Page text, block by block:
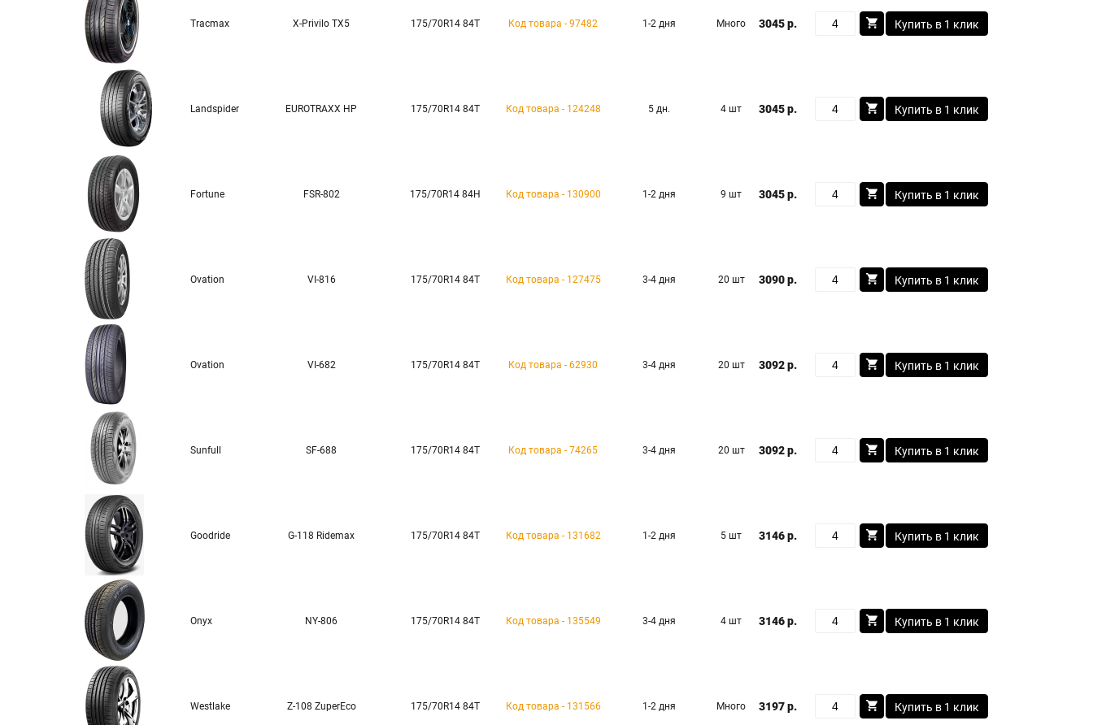
Tracmax X-Privilo TX5 175/70R14 84T Код товара - 97482 1-2 дня Много 3045 р. Купить в 1 клик
Landspider EUROTRAXX HP 175/70R14 84T Код товара - 124248 5 дн. 4 шт 3045 р. Купить в 1 клик
Fortune FSR-802 175/70R14 84H Код товара - 130900 1-2 дня 9 шт 3045 р. Купить в 1 клик
Ovation VI-816 175/70R14 84T Код товара - 127475 3-4 дня 20 шт 3090 р. Купить в 1 клик
Ovation VI-682 175/70R14 84T Код товара - 62930 3-4 дня 20 шт 3092 р. Купить в 1 клик
Sunfull SF-688 175/70R14 84T Код товара - 74265 3-4 дня 20 шт 3092 р. Купить в 1 клик
Goodride G-118 Ridemax 175/70R14 84T Код товара - 131682 1-2 дня 5 шт 3146 р. Купить в 1 клик
Onyx NY-806 175/70R14 84T Код товара - 135549 3-4 дня 4 шт 3146 р. Купить в 1 клик
Westlake Z-108 ZuperEco 175/70R14 84T Код товара - 131566 1-2 дня Много 3197 р. Купить в 1 клик